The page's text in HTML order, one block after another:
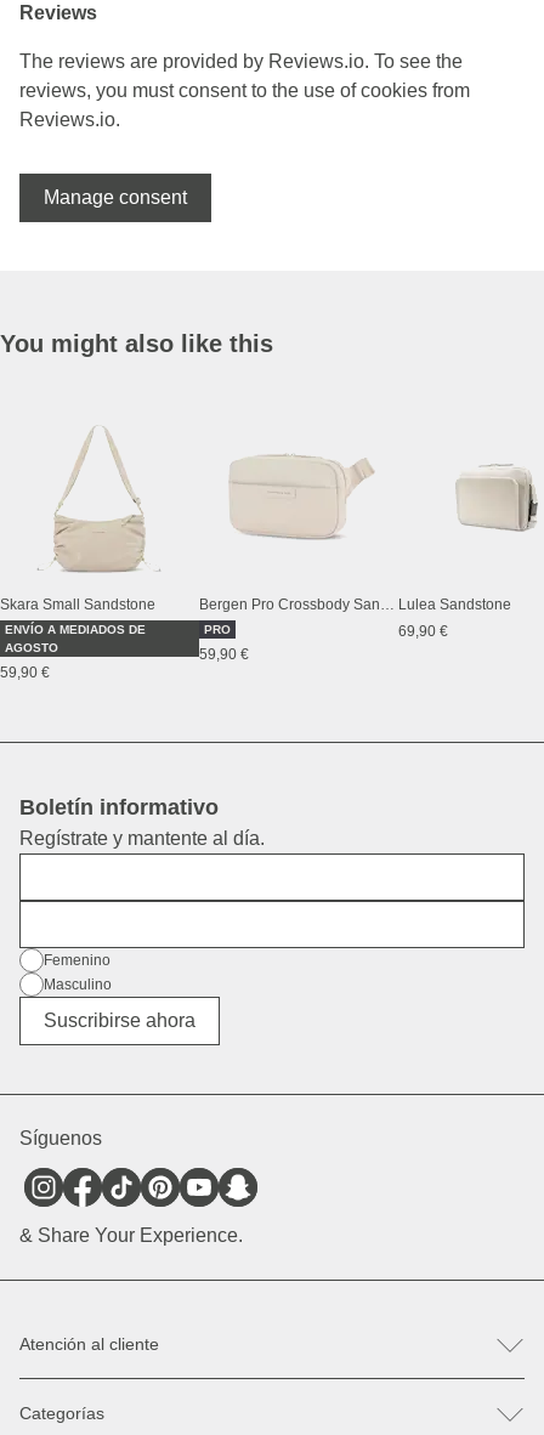
Reviews
The reviews are provided by Reviews.io. To see the
reviews, you must consent to the use of cookies from
Reviews.io.
Manage consent
You might also like this
Skara Small Sandstone
ENVÍO A MEDIADOS DE
AGOSTO
59,90 €
Bergen Pro Crossbody Sandstone
PRO
59,90 €
Lulea Sandstone
69,90 €
Boletín informativo
Regístrate y mantente al día.
Género
Femenino
Masculino
Diverso
Suscribirse ahora
Síguenos
& Share Your Experience.
Atención al cliente
Ayuda & Contacto
Categorías